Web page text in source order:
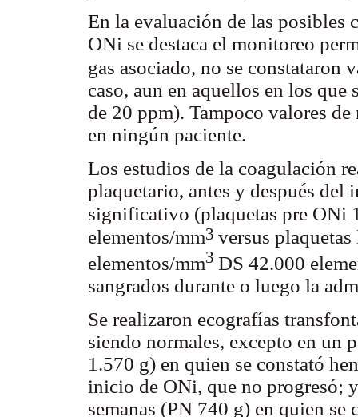
En la evaluación de las posibles
ONi se destaca el monitoreo
gas asociado, no se constataron
caso, aun en aquellos en los
de 20 ppm). Tampoco valores
en ningún paciente.
Los estudios de la coagulación
plaquetario, antes y después
significativo (plaquetas pre ONi
elementos/mm3 versus
elementos/mm3 DS 42.000
sangrados durante o luego la
Se realizaron ecografías
siendo normales, excepto en un
1.570 g) en quien se constató
inicio de ONi, que no progresó;
semanas (PN 740 g) en quien